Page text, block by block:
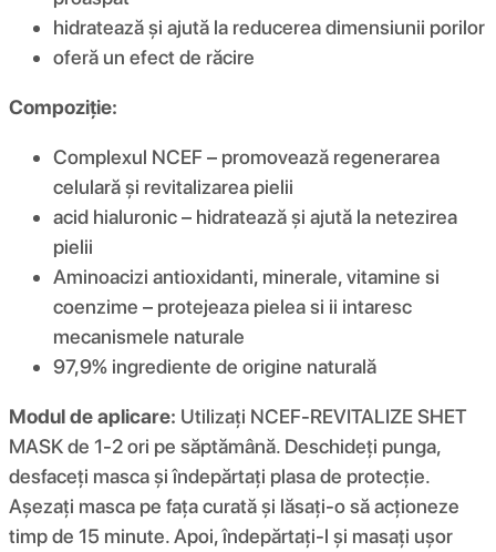
hidratează și ajută la reducerea dimensiunii porilor
oferă un efect de răcire
Compoziţie:
Complexul NCEF – promovează regenerarea
celulară și revitalizarea pielii
acid hialuronic – hidratează și ajută la netezirea
pielii
Aminoacizi antioxidanti, minerale, vitamine si
coenzime – protejeaza pielea si ii intaresc
mecanismele naturale
97,9% ingrediente de origine naturală
Modul de aplicare: Utilizați NCEF-REVITALIZE SHET
MASK de 1-2 ori pe săptămână. Deschideți punga,
desfaceți masca și îndepărtați plasa de protecție.
Așezați masca pe fața curată și lăsați-o să acționeze
timp de 15 minute. Apoi, îndepărtați-l și masați ușor